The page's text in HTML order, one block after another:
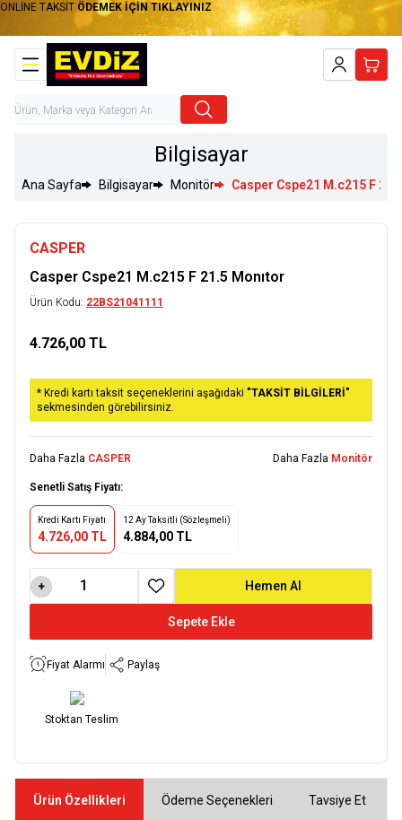
ONLİNE TAKSİT ÖDEMEK İÇİN TIKLAYINIZ
Hesabım
Bilgisayar
Ana Sayfa Bilgisayar Monitör Casper Cspe21 M.c215 F
CASPER
Casper Cspe21 M.c215 F 21.5 Monıtor
Ürün Kodu: 22BS21041111
4.726,00 TL
* Kredi kartı taksit seçeneklerini aşağıdaki "TAKSİT BİLGİLERİ"
sekmesinden görebilirsiniz.
Daha Fazla CASPER Daha Fazla Monitör
Senetli Satış Fiyatı:
Kredi Kartı Fiyatı
4.726,00 TL
12 Ay Taksitli (Sözleşmeli)
4.884,00 TL
Sepete Ekle
Hemen Al
Favoriye Ekle
Fiyat Alarmı Paylaş
Stoktan Teslim
Ürün Özellikleri Ödeme Seçenekleri Tavsiye Et